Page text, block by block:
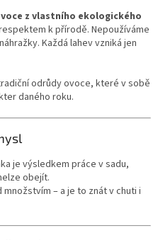
z vlastního ekologického
k přírodě. Nepoužíváme
Každá lahev vzniká jen
odrůdy ovoce, které v sobě
daného roku.
je výsledkem práce v sadu,
obejít.
– a je to znát v chuti i